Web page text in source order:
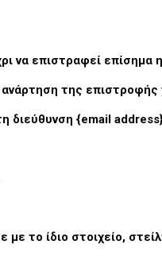
να επιστραφεί
ανάρτηση της
διεύθυνση {email
το ίδιο στοιχείο,